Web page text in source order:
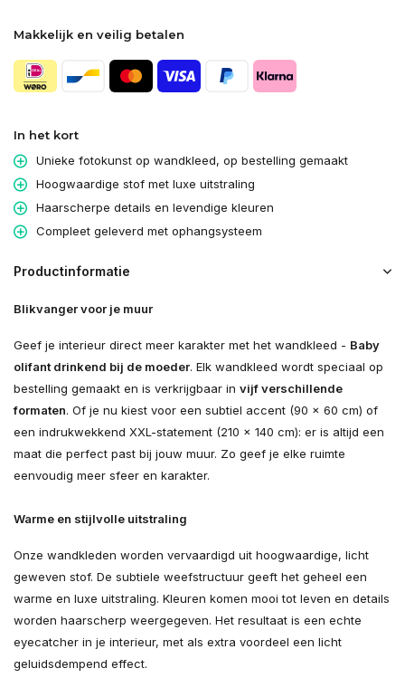
Makkelijk en veilig betalen
In het kort
Unieke fotokunst op wandkleed, op bestelling gemaakt
Hoogwaardige stof met luxe uitstraling
Haarscherpe details en levendige kleuren
Compleet geleverd met ophangsysteem
Productinformatie
Blikvanger voor je muur
Geef je interieur direct meer karakter met het wandkleed - Baby
olifant drinkend bij de moeder. Elk wandkleed wordt speciaal op
bestelling gemaakt en is verkrijgbaar in vijf verschillende
formaten. Of je nu kiest voor een subtiel accent (90 × 60 cm) of
een indrukwekkend XXL-statement (210 × 140 cm): er is altijd een
maat die perfect past bij jouw muur. Zo geef je elke ruimte
eenvoudig meer sfeer en karakter.
Warme en stijlvolle uitstraling
Onze wandkleden worden vervaardigd uit hoogwaardige, licht
geweven stof. De subtiele weefstructuur geeft het geheel een
warme en luxe uitstraling. Kleuren komen mooi tot leven en details
worden haarscherp weergegeven. Het resultaat is een echte
eyecatcher in je interieur, met als extra voordeel een licht
geluidsdempend effect.